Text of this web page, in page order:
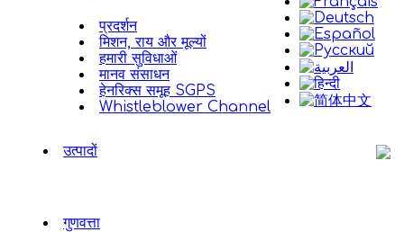
प्रदर्शन
मिशन, राय और मूल्यों
हमारी सुविधाओं
मानव संसाधन
हेनरिक्स समूह SGPS
Whistleblower Channel
उत्पादों
गुणवत्ता